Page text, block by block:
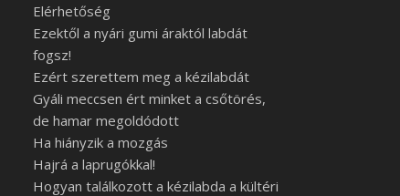
Elérhetőség
Ezektől a nyári gumi áraktól labdát
fogsz!
Ezért szerettem meg a kézilabdát
Gyáli meccsen ért minket a csőtörés,
de hamar megoldódott
Ha hiányzik a mozgás
Hajrá a laprugókkal!
Hogyan találkozott a kézilabda a kültéri